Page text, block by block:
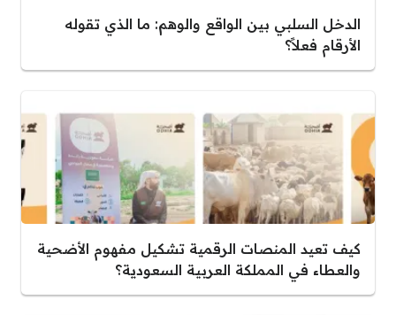
الدخل السلبي بين الواقع والوهم: ما الذي تقوله
الأرقام فعلاً؟
كيف تعيد المنصات الرقمية تشكيل مفهوم الأضحية
والعطاء في المملكة العربية السعودية؟